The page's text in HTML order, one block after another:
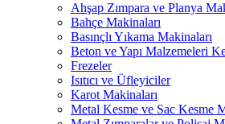
Ahşap Zımpara ve Planya
Bahçe Makinaları
Basınçlı Yıkama Makinaları
Beton ve Yapı Malzemeleri
Frezeler
Isıtıcı ve Üfleyiciler
Karot Makinaları
Metal Kesme ve Sac Kesme